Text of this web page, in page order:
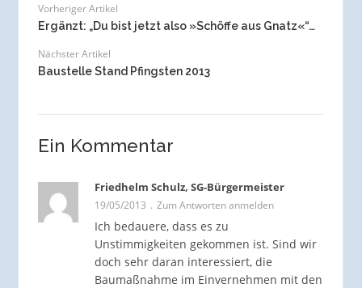
Vorheriger Artikel
Ergänzt: „Du bist jetzt also »Schöffe aus Gnatz«“…
Nächster Artikel
Baustelle Stand Pfingsten 2013
Ein Kommentar
Friedhelm Schulz, SG-Bürgermeister
19/05/2013 Zum Antworten anmelden
Ich bedauere, dass es zu
Unstimmigkeiten gekommen ist. Sind wir
doch sehr daran interessiert, die
Baumaßnahme im Einvernehmen mit den